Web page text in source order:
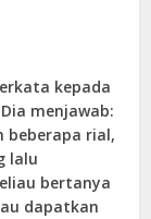
kepada
menjawab:
beberapa rial,
lalu
bertanya
dapatkan